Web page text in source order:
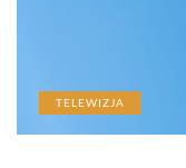
TELEWIZJA